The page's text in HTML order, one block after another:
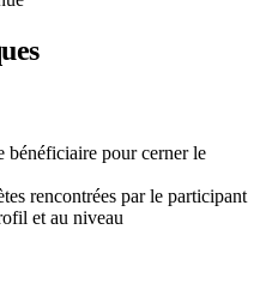
bénéficiaire pour cerner le
rencontrées par le participant
et au niveau